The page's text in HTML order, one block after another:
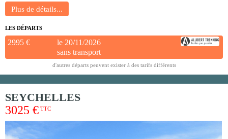
LES DÉPARTS
2995 €
le 20/11/2026
sans transport
d'autres départs peuvent exister à des tarifs différents
SEYCHELLES
3025 € TTC